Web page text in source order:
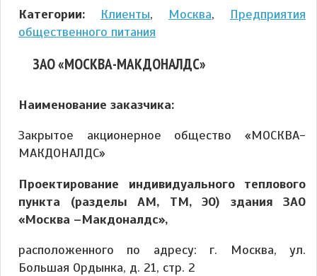
Категории: Клиенты, Москва, Предприятия
общественного питания
ЗАО «МОСКВА-МАКДОНАЛДС»
Наименование заказчика:
Закрытое акционерное общество «МОСКВА-
МАКДОНАЛДС»
Проектирование индивидуального теплового
пункта (разделы АМ, ТМ, ЭО) здания ЗАО
«Москва –Макдоналдс»,
расположенного по адресу: г. Москва, ул.
Большая Ордынка, д. 21, стр. 2